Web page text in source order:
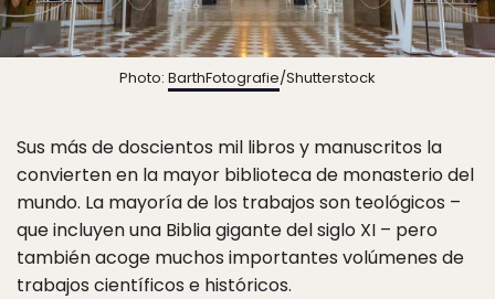
Photo: BarthFotografie/Shutterstock
Sus más de doscientos mil libros y manuscritos la
convierten en la mayor biblioteca de monasterio del
mundo. La mayoría de los trabajos son teológicos –
que incluyen una Biblia gigante del siglo XI – pero
también acoge muchos importantes volúmenes de
trabajos científicos e históricos.